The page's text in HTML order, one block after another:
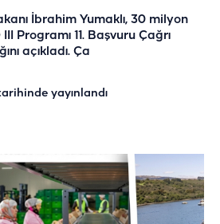
İbrahim Yumaklı, 30 milyon
Programı 11. Başvuru Çağrı
açıkladı. Ça
yayınlandı